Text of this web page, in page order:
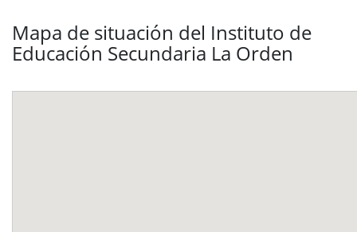
Mapa de situación del Instituto de
Educación Secundaria La Orden